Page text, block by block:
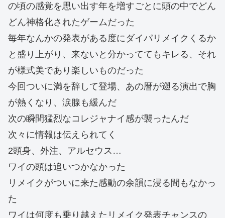
の頃の感覚を思い出す年を増すごとに頭の中でどん
どん神格化されたゲームだった
毎年なんかの発表がある度にダイパリメイクくるか
と盛り上がり、来ないと分かっててもキレる、それ
が様式美であり楽しいものだった
今回ついに満を辞して登場、あの暦が遡る演出で胸
が熱くなり、涙腺も緩んだ
次の瞬間猛烈なコレジャナイ感が襲ったんだ
次々に情報は伝えられてく
2頭身、外注、アルセウス…
ワイの頭は追いつかなかった
リメイクがついに来た感動の余韻に浸る間もなかっ
た
ワイは何度も乗り越えたリメイク発表チャンスの